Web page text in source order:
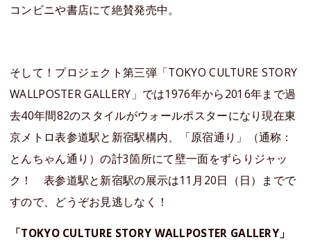
コンビニや書店にて絶賛発売中。
そして！プロジェクト第三弾「TOKYO CULTURE STORY
WALLPOSTER GALLERY」では1976年から2016年まで過
去40年間82のスタイルがウォールポスターになり現在東
京メトロ表参道駅と新宿駅構内、「原宿通り」（通称：
とんちゃん通り）の計3箇所にて壁一面をずらりジャッ
ク！ 表参道駅と新宿駅の展示は11月20日（日）までで
すので、どうぞお見逃しなく！
「TOKYO CULTURE STORY WALLPOSTER GALLERY」